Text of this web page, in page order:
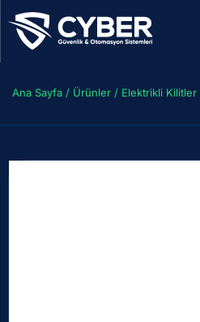
Ana Sayfa / Ürünler / Elektrikli Kilitler